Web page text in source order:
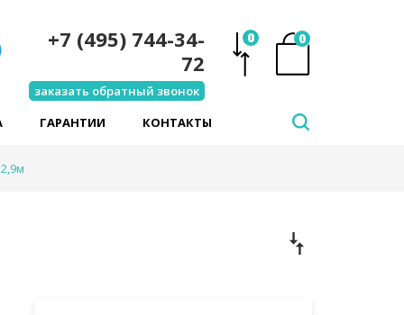
0
0
+7 (495) 744-34-
72
заказать обратный звонок
ГАРАНТИИ КОНТАКТЫ